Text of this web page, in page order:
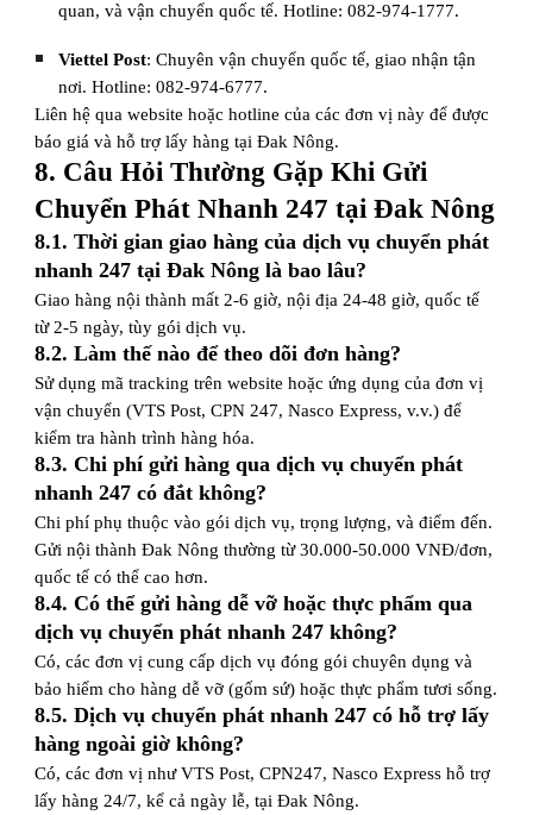
quan, và vận chuyển quốc tế. Hotline: 082-974-1777.
Viettel Post: Chuyên vận chuyển quốc tế, giao nhận tận
nơi. Hotline: 082-974-6777.
Liên hệ qua website hoặc hotline của các đơn vị này để được
báo giá và hỗ trợ lấy hàng tại Đak Nông.
8. Câu Hỏi Thường Gặp Khi Gửi
Chuyển Phát Nhanh 247 tại Đak Nông
8.1. Thời gian giao hàng của dịch vụ chuyển phát
nhanh 247 tại Đak Nông là bao lâu?
Giao hàng nội thành mất 2-6 giờ, nội địa 24-48 giờ, quốc tế
từ 2-5 ngày, tùy gói dịch vụ.
8.2. Làm thế nào để theo dõi đơn hàng?
Sử dụng mã tracking trên website hoặc ứng dụng của đơn vị
vận chuyển (VTS Post, CPN 247, Nasco Express, v.v.) để
kiểm tra hành trình hàng hóa.
8.3. Chi phí gửi hàng qua dịch vụ chuyển phát
nhanh 247 có đắt không?
Chi phí phụ thuộc vào gói dịch vụ, trọng lượng, và điểm đến.
Gửi nội thành Đak Nông thường từ 30.000-50.000 VNĐ/đơn,
quốc tế có thể cao hơn.
8.4. Có thể gửi hàng dễ vỡ hoặc thực phẩm qua
dịch vụ chuyển phát nhanh 247 không?
Có, các đơn vị cung cấp dịch vụ đóng gói chuyên dụng và
bảo hiểm cho hàng dễ vỡ (gốm sứ) hoặc thực phẩm tươi sống.
8.5. Dịch vụ chuyển phát nhanh 247 có hỗ trợ lấy
hàng ngoài giờ không?
Có, các đơn vị như VTS Post, CPN247, Nasco Express hỗ trợ
lấy hàng 24/7, kể cả ngày lễ, tại Đak Nông.